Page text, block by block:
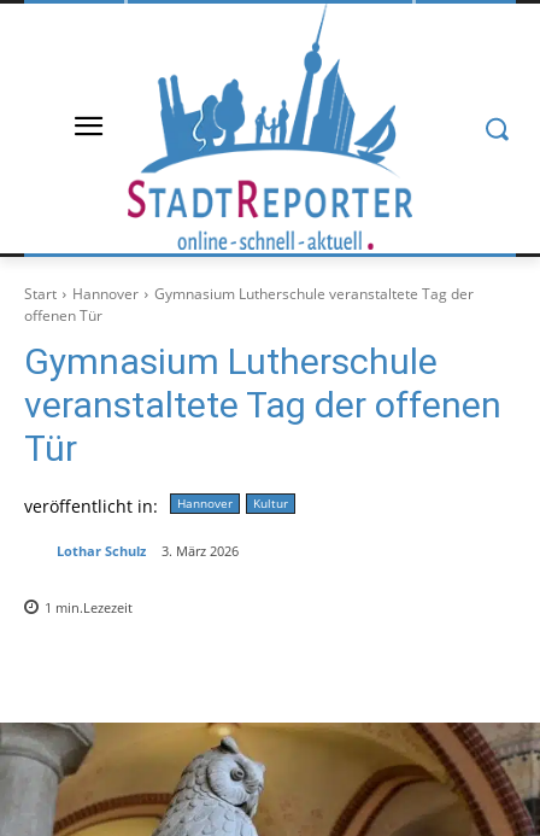
Start Hannover
Gymnasium Lutherschule veranstaltete Tag der
offenen Tür
Gymnasium Lutherschule
veranstaltete Tag der offenen
Tür
veröffentlicht in: Hannover Kultur
Lothar Schulz 3. März 2026
1 min.Lezezeit